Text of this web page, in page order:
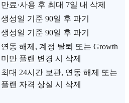
만료·사용 후 최대 7일 내 삭제
생성일 기준 90일 후 파기
생성일 기준 90일 후 파기
연동 해제, 계정 탈퇴 또는 Growth
미만 플랜 변경 시 삭제
최대 24시간 보관, 연동 해제 또는
플랜 자격 상실 시 삭제